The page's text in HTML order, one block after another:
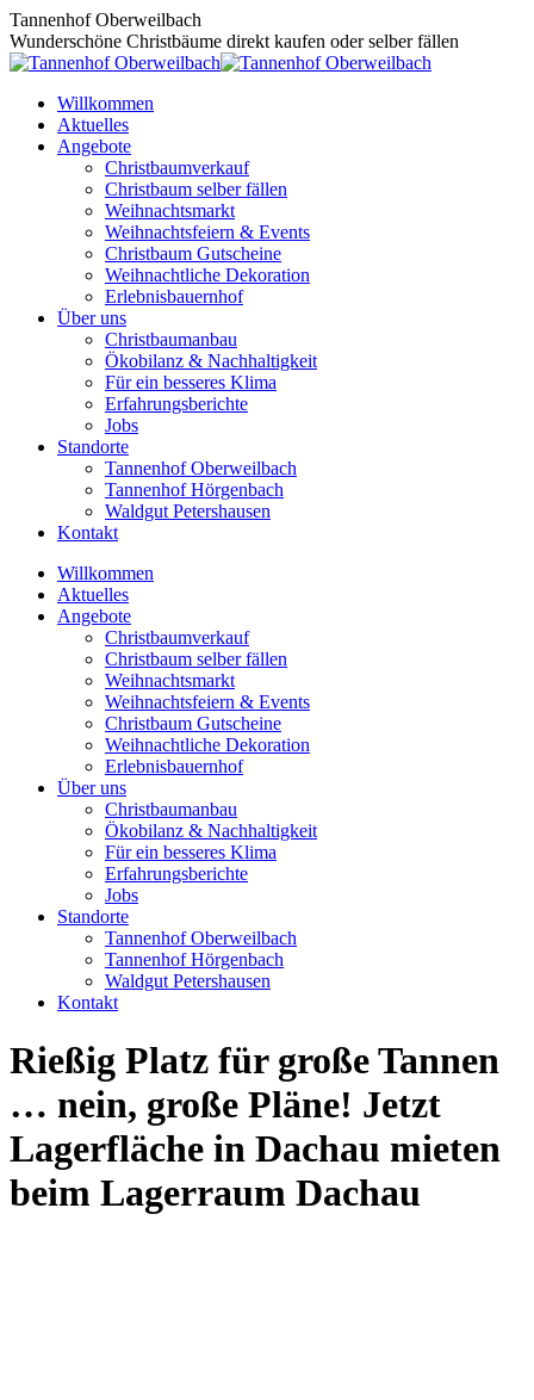
Zum
Inhalt
springen
Tannenhof Oberweilbach
Wunderschöne Christbäume direkt kaufen oder selber fällen
Willkommen
Aktuelles
Angebote
Christbaumverkauf
Christbaum selber fällen
Weihnachtsmarkt
Weihnachtsfeiern & Events
Christbaum Gutscheine
Weihnachtliche Dekoration
Erlebnisbauernhof
Über uns
Christbaumanbau
Ökobilanz & Nachhaltigkeit
Für ein besseres Klima
Erfahrungsberichte
Jobs
Standorte
Tannenhof Oberweilbach
Tannenhof Hörgenbach
Waldgut Petershausen
Kontakt
Willkommen
Aktuelles
Angebote
Christbaumverkauf
Christbaum selber fällen
Weihnachtsmarkt
Weihnachtsfeiern & Events
Christbaum Gutscheine
Weihnachtliche Dekoration
Erlebnisbauernhof
Über uns
Christbaumanbau
Ökobilanz & Nachhaltigkeit
Für ein besseres Klima
Erfahrungsberichte
Jobs
Standorte
Tannenhof Oberweilbach
Tannenhof Hörgenbach
Waldgut Petershausen
Kontakt
Rießig Platz für große Tannen
… nein, große Pläne! Jetzt
Lagerfläche in Dachau mieten
beim Lagerraum Dachau